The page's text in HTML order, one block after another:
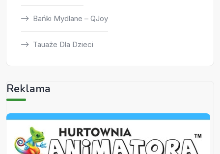
Bańki Mydlane – QJoy
Tauaże Dla Dzieci
Reklama